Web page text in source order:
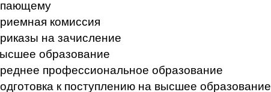
комиссия
на зачисление
образование
профессиональное образование
к поступлению на высшее образование